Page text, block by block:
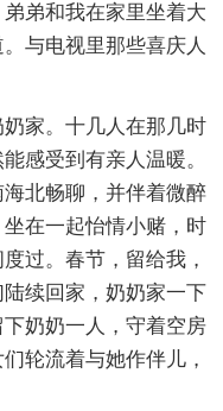
弟和我在家里坐着大
与电视里那些喜庆人
家。十几人在那几时
感受到有亲人温暖。
北畅聊，并伴着微醉
在一起怡情小赌，时
过。春节，留给我，
续回家，奶奶家一下
奶奶一人，守着空房
轮流着与她作伴儿，